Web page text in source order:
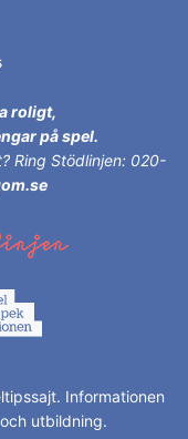
roligt,
på spel.
Ring Stödlinjen: 020-
Informationen
utbildning.